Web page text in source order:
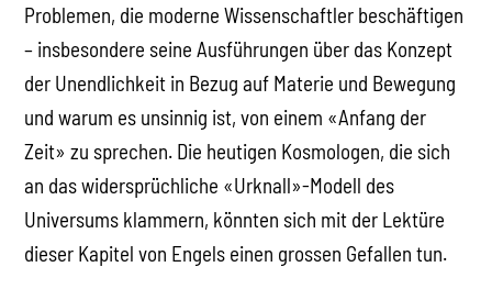
Problemen, die moderne Wissenschaftler beschäftigen
– insbesondere seine Ausführungen über das Konzept
der Unendlichkeit in Bezug auf Materie und Bewegung
und warum es unsinnig ist, von einem «Anfang der
Zeit» zu sprechen. Die heutigen Kosmologen, die sich
an das widersprüchliche «Urknall»-Modell des
Universums klammern, könnten sich mit der Lektüre
dieser Kapitel von Engels einen grossen Gefallen tun.